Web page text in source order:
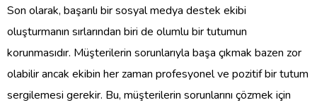
Son olarak, başarılı bir sosyal medya destek ekibi
oluşturmanın sırlarından biri de olumlu bir tutumun
korunmasıdır. Müşterilerin sorunlarıyla başa çıkmak bazen zor
olabilir ancak ekibin her zaman profesyonel ve pozitif bir tutum
sergilemesi gerekir. Bu, müşterilerin sorunlarını çözmek için